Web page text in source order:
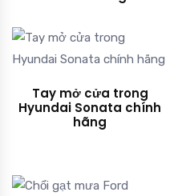
Tay mở cửa trong
Hyundai Sonata chính
hãng